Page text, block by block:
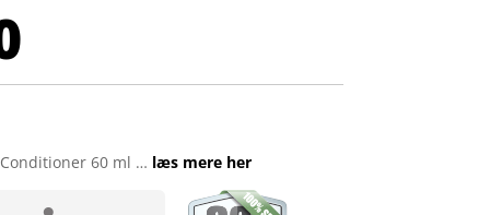
60 ml … læs mere her